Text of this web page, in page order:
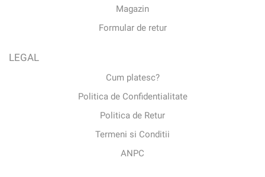
Magazin
Formular de retur
LEGAL
Cum platesc?
Politica de Confidentialitate
Politica de Retur
Termeni si Conditii
ANPC